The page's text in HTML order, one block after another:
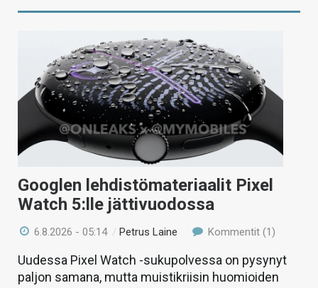
Googlen lehdistömateriaalit Pixel
Watch 5:lle jättivuodossa
6.8.2026 - 05:14 /Petrus Laine Kommentit (1)
Uudessa Pixel Watch -sukupolvessa on pysynyt
paljon samana, mutta muistikriisin huomioiden